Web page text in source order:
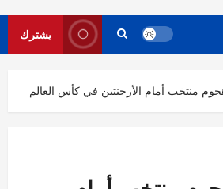
يشترك
منتخب أمام الأرجنتين في كأس العالم